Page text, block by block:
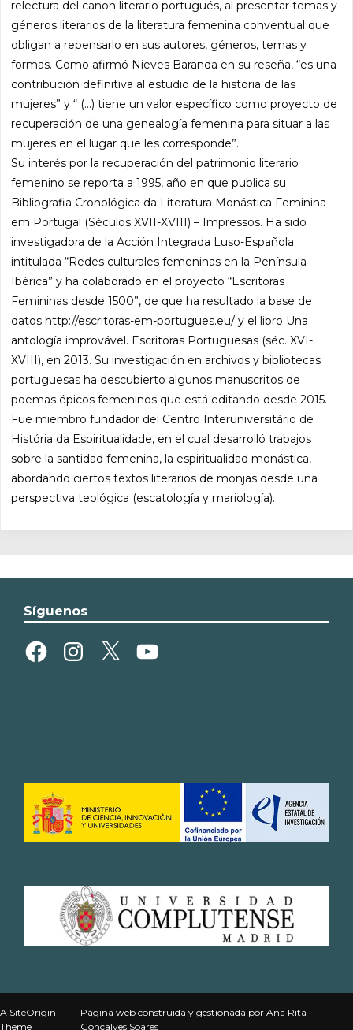
relectura del canon literario portugués, al presentar temas y
géneros literarios de la literatura femenina conventual que
obligan a repensarlo en sus autores, géneros, temas y
formas. Como afirmó Nieves Baranda en su reseña, “es una
contribución definitiva al estudio de la historia de las
mujeres” y “ (…) tiene un valor específico como proyecto de
recuperación de una genealogía femenina para situar a las
mujeres en el lugar que les corresponde”.
Su interés por la recuperación del patrimonio literario
femenino se reporta a 1995, año en que publica su
Bibliografia Cronológica da Literatura Monástica Feminina
em Portugal (Séculos XVII-XVIII) – Impressos. Ha sido
investigadora de la Acción Integrada Luso-Española
intitulada “Redes culturales femeninas en la Península
Ibérica” y ha colaborado en el proyecto “Escritoras
Femininas desde 1500”, de que ha resultado la base de
datos http://escritoras-em-portugues.eu/ y el libro Una
antología improvável. Escritoras Portuguesas (séc. XVI-
XVIII), en 2013. Su investigación en archivos y bibliotecas
portuguesas ha descubierto algunos manuscritos de
poemas épicos femeninos que está editando desde 2015.
Fue miembro fundador del Centro Interuniversitário de
História da Espiritualidade, en el cual desarrolló trabajos
sobre la santidad femenina, la espiritualidad monástica,
abordando ciertos textos literarios de monjas desde una
perspectiva teológica (escatología y mariología).
Síguenos
FacebookInstagram
X YouTube
A SiteOrigin
Theme
Página webconstruida y gestionada por Ana Rita
Gonçalves Soares